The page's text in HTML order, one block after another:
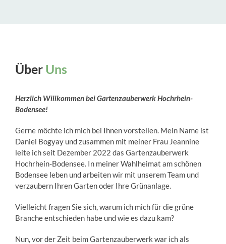
Über Uns
Herzlich Willkommen bei Gartenzauberwerk Hochrhein-
Bodensee!
Gerne möchte ich mich bei Ihnen vorstellen. Mein Name ist
Daniel Bogyay und zusammen mit meiner Frau Jeannine
leite ich seit Dezember 2022 das Gartenzauberwerk
Hochrhein-Bodensee. In meiner Wahlheimat am schönen
Bodensee leben und arbeiten wir mit unserem Team und
verzaubern Ihren Garten oder Ihre Grünanlage.
Vielleicht fragen Sie sich, warum ich mich für die grüne
Branche entschieden habe und wie es dazu kam?
Nun, vor der Zeit beim Gartenzauberwerk war ich als